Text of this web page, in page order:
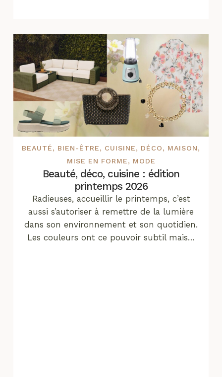
BEAUTÉ, BIEN-ÊTRE, CUISINE, DÉCO, MAISON,
MISE EN FORME, MODE
Beauté, déco, cuisine : édition
printemps 2026
Radieuses, accueillir le printemps, c’est
aussi s’autoriser à remettre de la lumière
dans son environnement et son quotidien.
Les couleurs ont ce pouvoir subtil mais…